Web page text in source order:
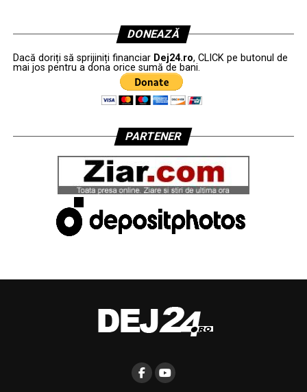
DONEAZĂ
Dacă doriți să sprijiniți financiar Dej24.ro, CLICK pe butonul de
mai jos pentru a dona orice sumă de bani.
PARTENER